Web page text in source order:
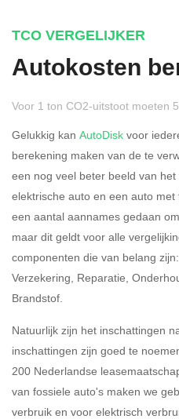
Rijdt u meer dan 500
kilometer privé?
37,07%
Eigen
TCO VERGELIJKER
Autokosten
Voor 1 ton CO2-uitstoot moeten
Gelukkig kan AutoDisk voor
berekening maken van de te
een nog veel beter beeld van
elektrische auto en een auto
een aantal aannames gedaan
maar dit geldt voor alle
componenten die van belang
Verzekering, Reparatie,
Brandstof.
Natuurlijk zijn het inschattingen
inschattingen zijn goed te
200 Nederlandse
van fossiele auto's maken we
verbruik en voor elektrisch